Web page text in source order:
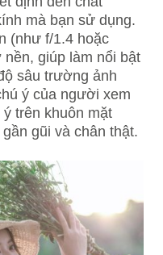
mà bạn sử dụng.
(như f/1.4 hoặc
giúp làm nổi bật
sâu trường ảnh
ý của người xem
trên khuôn mặt
gũi và chân thật.